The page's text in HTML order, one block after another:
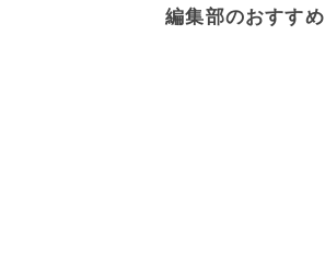
編集部のおすすめ